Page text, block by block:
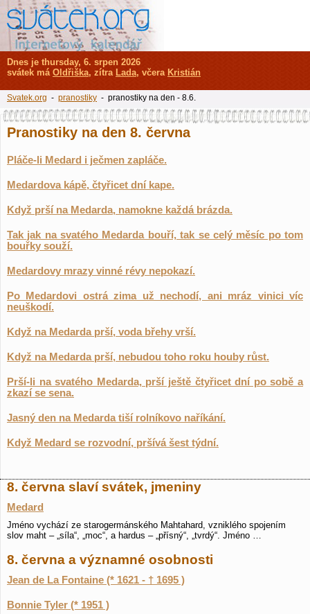
Pranostiky na den 8. června
Pláče-li Medard i ječmen zapláče.
Medardova kápě, čtyřicet dní kape.
Když prší na Medarda, namokne každá brázda.
Tak jak na svatého Medarda bouří, tak se celý měsíc po tom
bouřky souží.
Medardovy mrazy vinné révy nepokazí.
Po Medardovi ostrá zima už nechodí, ani mráz vinici víc
neuškodí.
Když na Medarda prší, voda břehy vrší.
Když na Medarda prší, nebudou toho roku houby růst.
Prší-li na svatého Medarda, prší ještě čtyřicet dní po sobě a
zkazí se sena.
Jasný den na Medarda tiší rolníkovo naříkání.
Když Medard se rozvodní, pršívá šest týdní.
8. června slaví svátek, jmeniny
Medard
Jméno vychází ze starogermánského Mahtahard, vzniklého spojením
slov maht – „síla“, „moc“, a hardus – „přísný“, „tvrdý“. Jméno …
8. června a významné osobnosti
Jean de La Fontaine (* 1621 - † 1695 )
Bonnie Tyler (* 1951 )
Dnes je thursday, 6. srpen 2026
svátek má Oldřiška, zítra Lada, včera Kristián
Svatek.org - pranostiky - pranostiky na den - 8.6.